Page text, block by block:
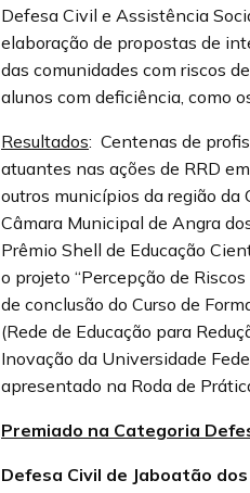
Defesa Civil e Assistência
elaboração de propostas de
das comunidades com riscos
alunos com deficiência, como
Resultados: Centenas de
atuantes nas ações de RRD
outros municípios da região da
Câmara Municipal de Angra
Prêmio Shell de Educação
o projeto “Percepção de
de conclusão do Curso de
(Rede de Educação para
Inovação da Universidade
apresentado na Roda de
Premiado na Categoria
Defesa Civil de Jaboatão